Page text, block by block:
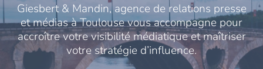
Giesbert & Mandin, agence de relations presse
et médias à Toulouse vous accompagne pour
accroître votre visibilité médiatique et maîtriser
votre stratégie d’influence.